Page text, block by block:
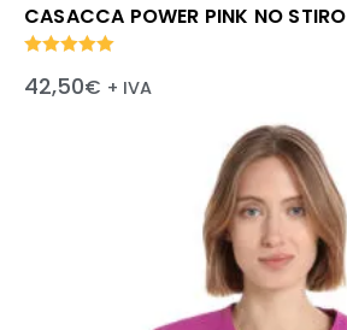
CASACCA POWER PINK NO STIRO
42,50€ + IVA
5.00 su 5